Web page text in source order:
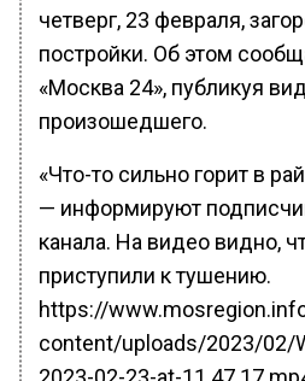
четверг, 23 февраля,
постройки. Об этом
«Москва 24», публикуя
произошедшего.
«Что-то сильно горит в
— информируют
канала. На видео видно,
приступили к тушению.
https://
content/uploads/2023/02/